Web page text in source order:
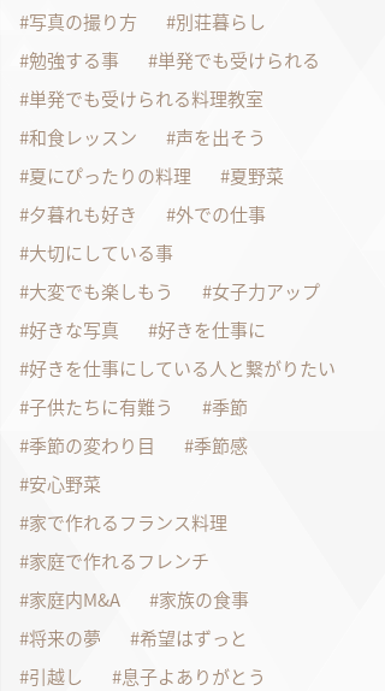
写真の撮り方
別荘暮らし
勉強する事
単発でも受けられる
単発でも受けられる料理教室
和食レッスン
声を出そう
夏にぴったりの料理
夏野菜
夕暮れも好き
外での仕事
大切にしている事
大変でも楽しもう
女子力アップ
好きな写真
好きを仕事に
好きを仕事にしている人と繋がりたい
子供たちに有難う
季節
季節の変わり目
季節感
安心野菜
家で作れるフランス料理
家庭で作れるフレンチ
家庭内M&A
家族の食事
将来の夢
希望はずっと
引越し
息子よありがとう